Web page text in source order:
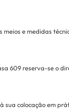
e medidas
609 reserva-se o
sua colocação em